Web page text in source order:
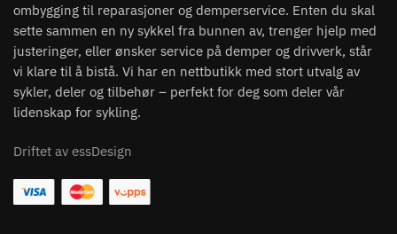
ombygging til reparasjoner og demperservice. Enten du skal
sette sammen en ny sykkel fra bunnen av, trenger hjelp med
justeringer, eller ønsker service på demper og drivverk, står
vi klare til å bistå. Vi har en nettbutikk med stort utvalg av
sykler, deler og tilbehør – perfekt for deg som deler vår
lidenskap for sykling.
Driftet av essDesign